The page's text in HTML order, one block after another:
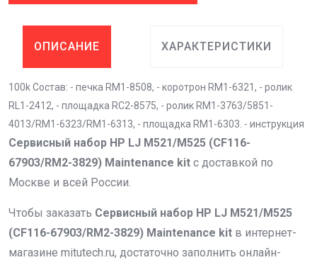
ОПИСАНИЕ ХАРАКТЕРИСТИКИ
100k Состав: - печка RM1-8508, - коротрон RM1-6321, - ролик
RL1-2412, - площадка RC2-8575, - ролик RM1-3763/5851-
4013/RM1-6323/RM1-6313, - площадка RM1-6303. - инструкция
Сервисный набор HP LJ M521/M525 (CF116-
67903/RM2-3829) Maintenance kit с доставкой по
Москве и всей России.
Чтобы заказать Сервисный набор HP LJ M521/M525
(CF116-67903/RM2-3829) Maintenance kit в интернет-
магазине mitutech.ru, достаточно заполнить онлайн-